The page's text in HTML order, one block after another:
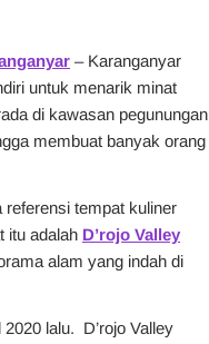
– Karanganyar
untuk menarik minat
di kawasan pegunungan
membuat banyak orang
referensi tempat kuliner
itu adalah D’rojo Valley
alam yang indah di
lalu. D’rojo Valley